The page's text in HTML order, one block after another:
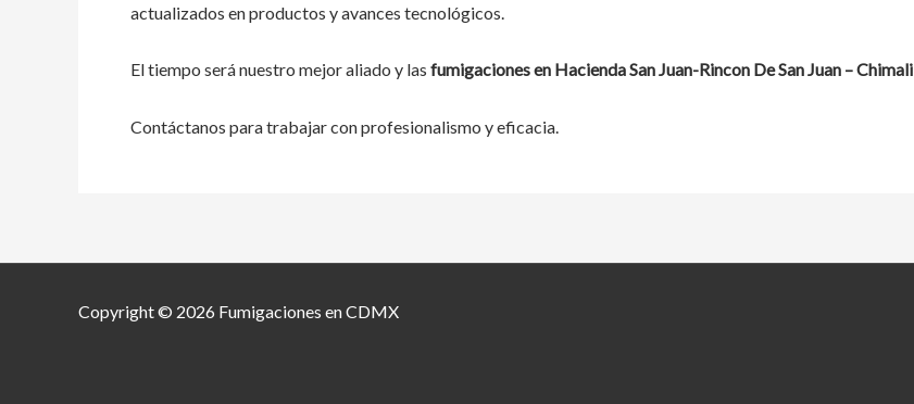
actualizados en productos y avances tecnológicos.
El tiempo será nuestro mejor aliado y las fumigacionesen Hacienda San Juan-Rincon De San Juan – Chimali
Contáctanos para trabajar con profesionalismo y eficacia.
Copyright © 2026 Fumigaciones en CDMX